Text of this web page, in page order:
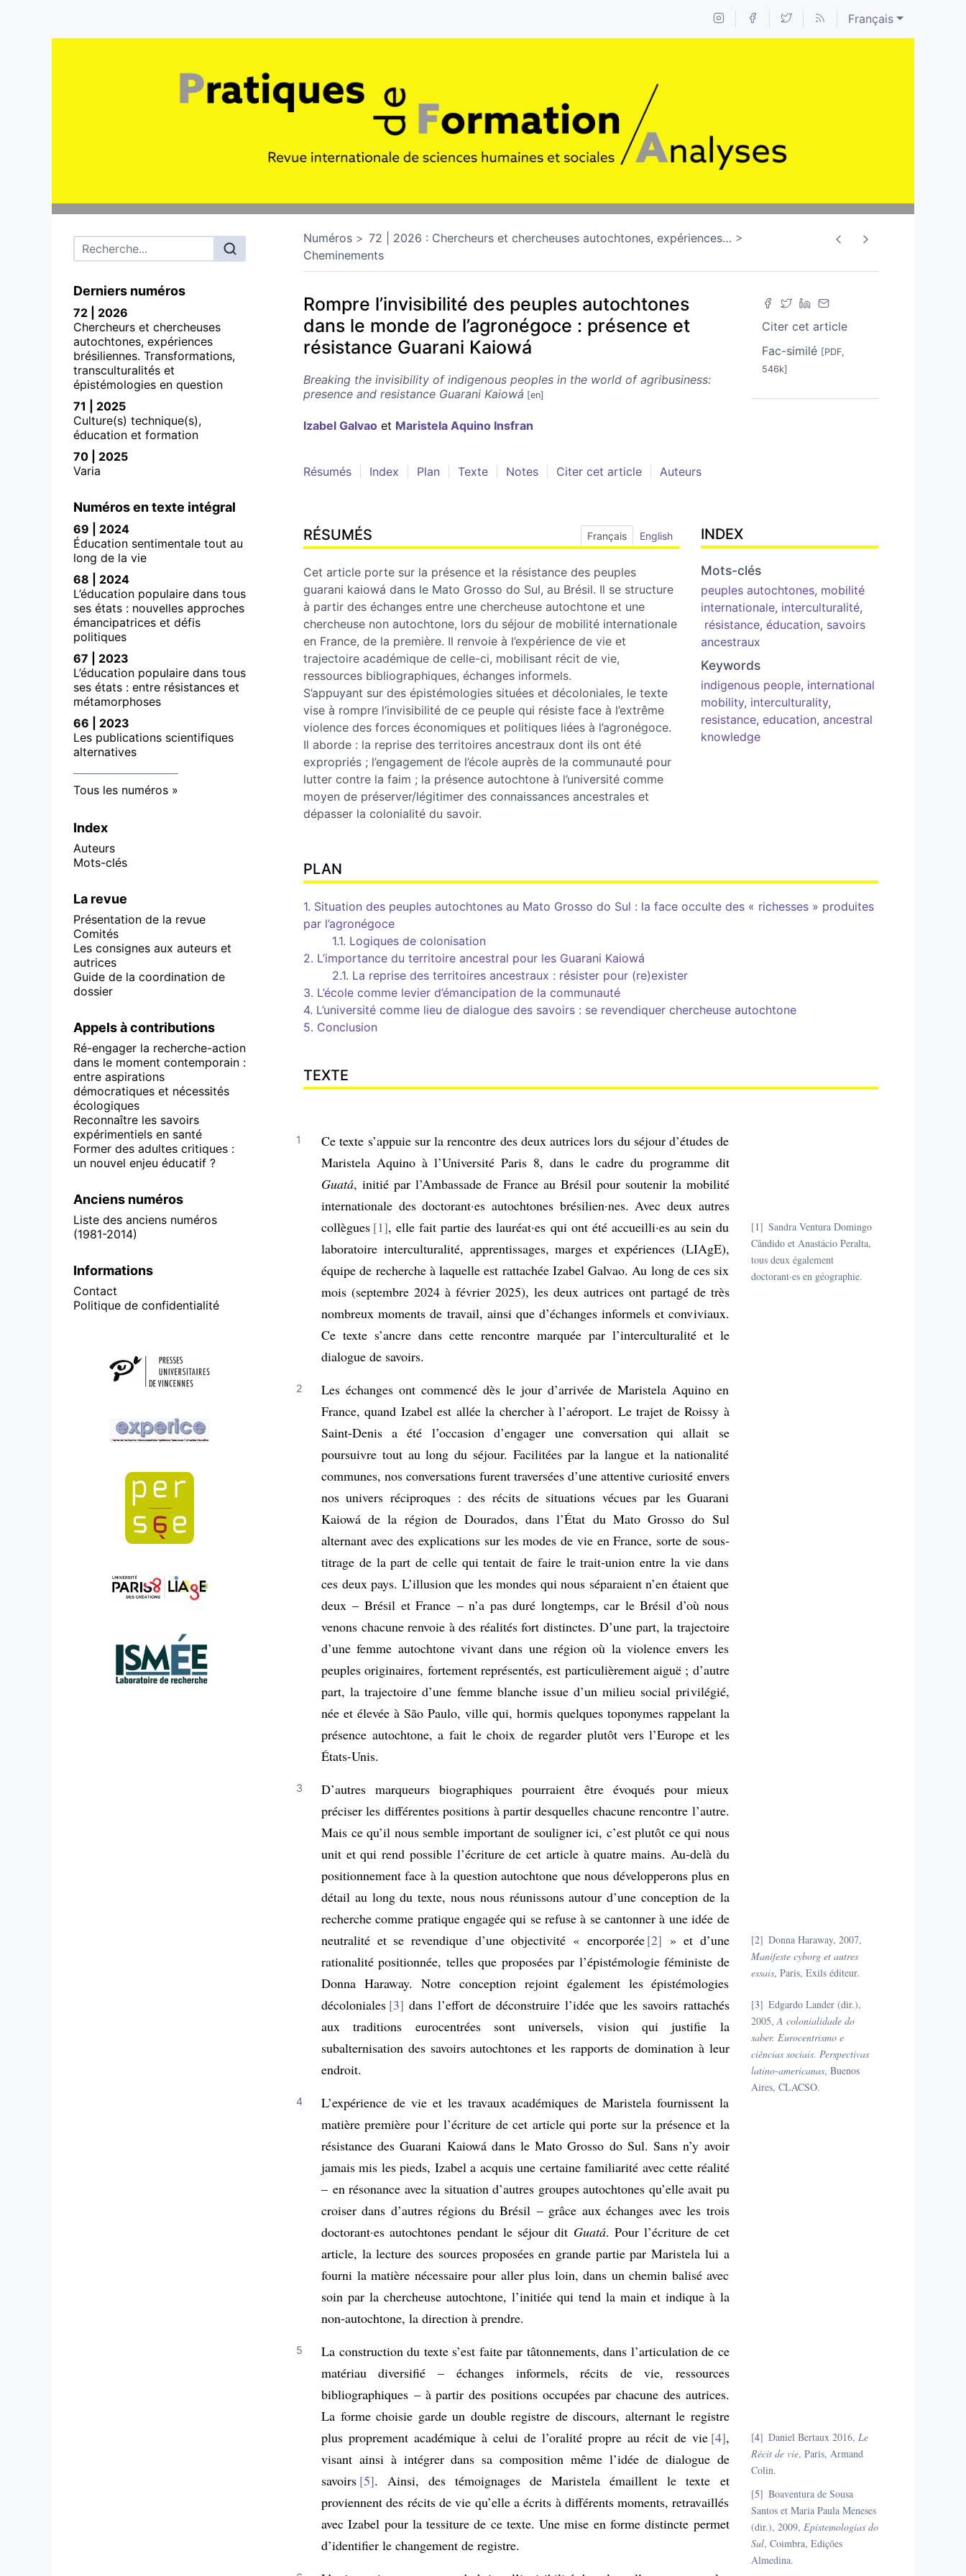
Français
Menu principal
Derniers numéros
72 | 2026
Chercheurs et chercheuses
autochtones, expériences
brésiliennes. Transformations,
transculturalités et
épistémologies en question
71 | 2025
Culture(s) technique(s),
éducation et formation
70 | 2025
Varia
Numéros en texte intégral
69 | 2024
Éducation sentimentale tout au
long de la vie
68 | 2024
L’éducation populaire dans tous
ses états : nouvelles approches
émancipatrices et défis
politiques
67 | 2023
L’éducation populaire dans tous
ses états : entre résistances et
métamorphoses
66 | 2023
Les publications scientifiques
alternatives
Tous les numéros
Index
Auteurs
Mots-clés
La revue
Présentation de la revue
Comités
Les consignes aux auteurs et
autrices
Guide de la coordination de
dossier
Appels à contributions
Ré-engager la recherche-action
dans le moment contemporain :
entre aspirations
démocratiques et nécessités
écologiques
Reconnaître les savoirs
expérimentiels en santé
Former des adultes critiques :
un nouvel enjeu éducatif ?
Anciens numéros
Liste des anciens numéros
(1981-2014)
Informations
Contact
Politique de confidentialité
Affiliations/partenaires
Numéros 72 | 2026 : Chercheurs et chercheuses autochtones, expériences…
Cheminements
Citer cet article
Fac-similé [PDF,
546k]
Rompre l’invisibilité des peuples autochtones
dans le monde de l’agronégoce : présence et
résistance Guarani Kaiowá
Breaking the invisibility of indigenous peoples in the world of agribusiness:
presence and resistance Guarani Kaiowá
Izabel Galvao et Maristela Aquino Insfran
Résumés Index Plan Texte Notes Citer cet article Auteurs
RÉSUMÉS Français English
Cet article porte sur la présence et la résistance des peuples
guarani kaiowá dans le Mato Grosso do Sul, au Brésil. Il se structure
à partir des échanges entre une chercheuse autochtone et une
chercheuse non autochtone, lors du séjour de mobilité internationale
en France, de la première. Il renvoie à l’expérience de vie et
trajectoire académique de celle-ci, mobilisant récit de vie,
ressources bibliographiques, échanges informels.
S’appuyant sur des épistémologies situées et décoloniales, le texte
vise à rompre l’invisibilité de ce peuple qui résiste face à l’extrême
violence des forces économiques et politiques liées à l’agronégoce.
Il aborde : la reprise des territoires ancestraux dont ils ont été
expropriés ; l’engagement de l’école auprès de la communauté pour
lutter contre la faim ; la présence autochtone à l’université comme
moyen de préserver/légitimer des connaissances ancestrales et
dépasser la colonialité du savoir.
INDEX
Mots-clés
peuples autochtones, mobilité
internationale, interculturalité,
résistance,éducation, savoirs
ancestraux
Keywords
indigenous people, international
mobility, interculturality,
resistance,education,ancestral
knowledge
PLAN
1. Situation des peuples autochtones au Mato Grosso do Sul : la face occulte des « richesses » produites
par l’agronégoce
1.1. Logiques de colonisation
2. L’importance du territoire ancestral pour les Guarani Kaiowá
2.1. La reprise des territoires ancestraux : résister pour (re)exister
3. L’école comme levier d’émancipation de la communauté
4. L’université comme lieu de dialogue des savoirs : se revendiquer chercheuse autochtone
5. Conclusion
TEXTE
Ce texte s’appuie sur la rencontre des deux autrices lors du séjour d’études de
Maristela Aquino à l’Université Paris 8, dans le cadre du programme dit
Guatá, initié par l’Ambassade de France au Brésil pour soutenir la mobilité
internationale des doctorant·es autochtones brésilien·nes. Avec deux autres
collègues 1 , elle fait partie des lauréat·es qui ont été accueilli·es au sein du
laboratoire interculturalité, apprentissages, marges et expériences (LIAgE),
équipe de recherche à laquelle est rattachée Izabel Galvao. Au long de ces six
mois (septembre 2024 à février 2025), les deux autrices ont partagé de très
nombreux moments de travail, ainsi que d’échanges informels et conviviaux.
Ce texte s’ancre dans cette rencontre marquée par l’interculturalité et le
dialogue de savoirs.
Les échanges ont commencé dès le jour d’arrivée de Maristela Aquino en
France, quand Izabel est allée la chercher à l’aéroport. Le trajet de Roissy à
Saint-Denis a été l’occasion d’engager une conversation qui allait se
poursuivre tout au long du séjour. Facilitées par la langue et la nationalité
communes, nos conversations furent traversées d’une attentive curiosité envers
nos univers réciproques : des récits de situations vécues par les Guarani
Kaiowá de la région de Dourados, dans l’État du Mato Grosso do Sul
alternant avec des explications sur les modes de vie en France, sorte de sous-
titrage de la part de celle qui tentait de faire le trait-union entre la vie dans
ces deux pays. L’illusion que les mondes qui nous séparaient n’en étaient que
deux – Brésil et France – n’a pas duré longtemps, car le Brésil d’où nous
venons chacune renvoie à des réalités fort distinctes. D’une part, la trajectoire
d’une femme autochtone vivant dans une région où la violence envers les
peuples originaires, fortement représentés, est particulièrement aiguë ; d’autre
part, la trajectoire d’une femme blanche issue d’un milieu social privilégié,
née et élevée à São Paulo, ville qui, hormis quelques toponymes rappelant la
présence autochtone, a fait le choix de regarder plutôt vers l’Europe et les
États-Unis.
D’autres marqueurs biographiques pourraient être évoqués pour mieux
préciser les différentes positions à partir desquelles chacune rencontre l’autre.
Mais ce qu’il nous semble important de souligner ici, c’est plutôt ce qui nous
unit et qui rend possible l’écriture de cet article à quatre mains. Au-delà du
positionnement face à la question autochtone que nous développerons plus en
détail au long du texte, nous nous réunissons autour d’une conception de la
recherche comme pratique engagée qui se refuse à se cantonner à une idée de
neutralité et se revendique d’une objectivité « encorporée 2
» et d’une
rationalité positionnée, telles que proposées par l’épistémologie féministe de
Donna Haraway. Notre conception rejoint également les épistémologies
décoloniales 3 dans l’effort de déconstruire l’idée que les savoirs rattachés
aux traditions eurocentrées sont universels, vision qui justifie la
subalternisation des savoirs autochtones et les rapports de domination à leur
endroit.
L’expérience de vie et les travaux académiques de Maristela fournissent la
matière première pour l’écriture de cet article qui porte sur la présence et la
résistance des Guarani Kaiowá dans le Mato Grosso do Sul. Sans n’y avoir
jamais mis les pieds, Izabel a acquis une certaine familiarité avec cette réalité
– en résonance avec la situation d’autres groupes autochtones qu’elle avait pu
croiser dans d’autres régions du Brésil – grâce aux échanges avec les trois
doctorant·es autochtones pendant le séjour dit Guatá. Pour l’écriture de cet
article, la lecture des sources proposées en grande partie par Maristela lui a
fourni la matière nécessaire pour aller plus loin, dans un chemin balisé avec
soin par la chercheuse autochtone, l’initiée qui tend la main et indique à la
non-autochtone, la direction à prendre.
La construction du texte s’est faite par tâtonnements, dans l’articulation de ce
matériau diversifié – échanges informels, récits de vie, ressources
bibliographiques – à partir des positions occupées par chacune des autrices.
La forme choisie garde un double registre de discours, alternant le registre
plus proprement académique à celui de l’oralité propre au récit de vie 4 ,
visant ainsi à intégrer dans sa composition même l’idée de dialogue de
savoirs 5 . Ainsi, des témoignages de Maristela émaillent le texte et
proviennent des récits de vie qu’elle a écrits à différents moments, retravaillés
avec Izabel pour la tessiture de ce texte. Une mise en forme distincte permet
d’identifier le changement de registre.
1
Sandra Ventura Domingo
Cândido et Anastácio Peralta,
tous deux également
doctorant·es en géographie.
2
Donna Haraway, 2007,
Manifeste cyborg et autres
essais, Paris, Exils éditeur.
3
Edgardo Lander (dir.),
2005,A colonialidade do
saber. Eurocentrismo e
ciências sociais. Perspectivas
latino-americanas, Buenos
Aires, CLACSO.
4 Daniel Bertaux 2016, Le
Récit de vie, Paris, Armand
Colin.
5
Boaventura de Sousa
Santos et Maria Paula Meneses
(dir.), 2009, Epistemologias do
Sul, Coimbra, Edições
Almedina.